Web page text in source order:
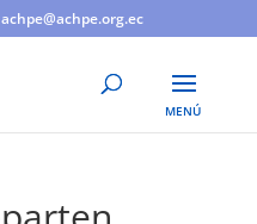
achpe@achpe.org.ec